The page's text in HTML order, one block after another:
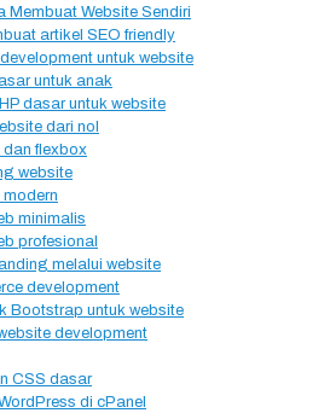
Membuat Website Sendiri
artikel SEO friendly
untuk website
untuk anak
dasar untuk website
dari nol
flexbox
website
modern
minimalis
profesional
melalui website
development
Bootstrap untuk website
development
CSS dasar
di cPanel